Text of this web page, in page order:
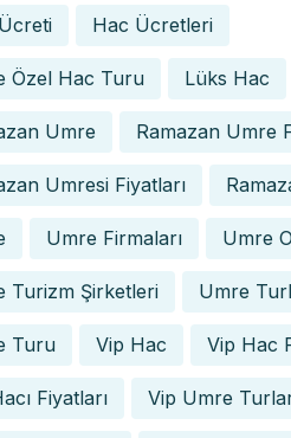
Hac Ücretleri
Özel Hac Turu Lüks Hac
Umre Ramazan Umre
Umresi Fiyatları
Umre Firmaları Umre
Turizm Şirketleri Umre
Turu Vip Hac Vip Hac
Fiyatları Vip Umre